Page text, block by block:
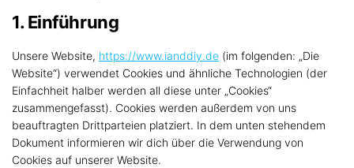
1. Einführung
Unsere Website, https://www.ianddiy.de (im folgenden: „Die
Website“) verwendet Cookies und ähnliche Technologien (der
Einfachheit halber werden all diese unter „Cookies“
zusammengefasst). Cookies werden außerdem von uns
beauftragten Drittparteien platziert. In dem unten stehendem
Dokument informieren wir dich über die Verwendung von
Cookies auf unserer Website.